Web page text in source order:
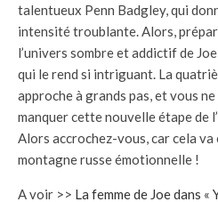
talentueux Penn Badgley, qui
intensité troublante. Alors,
l’univers sombre et addictif de
qui le rend si intriguant. La
approche à grands pas, et vous
manquer cette nouvelle étape de
Alors accrochez-vous, car cela
montagne russe émotionnelle !
A voir >> La femme de Joe dans